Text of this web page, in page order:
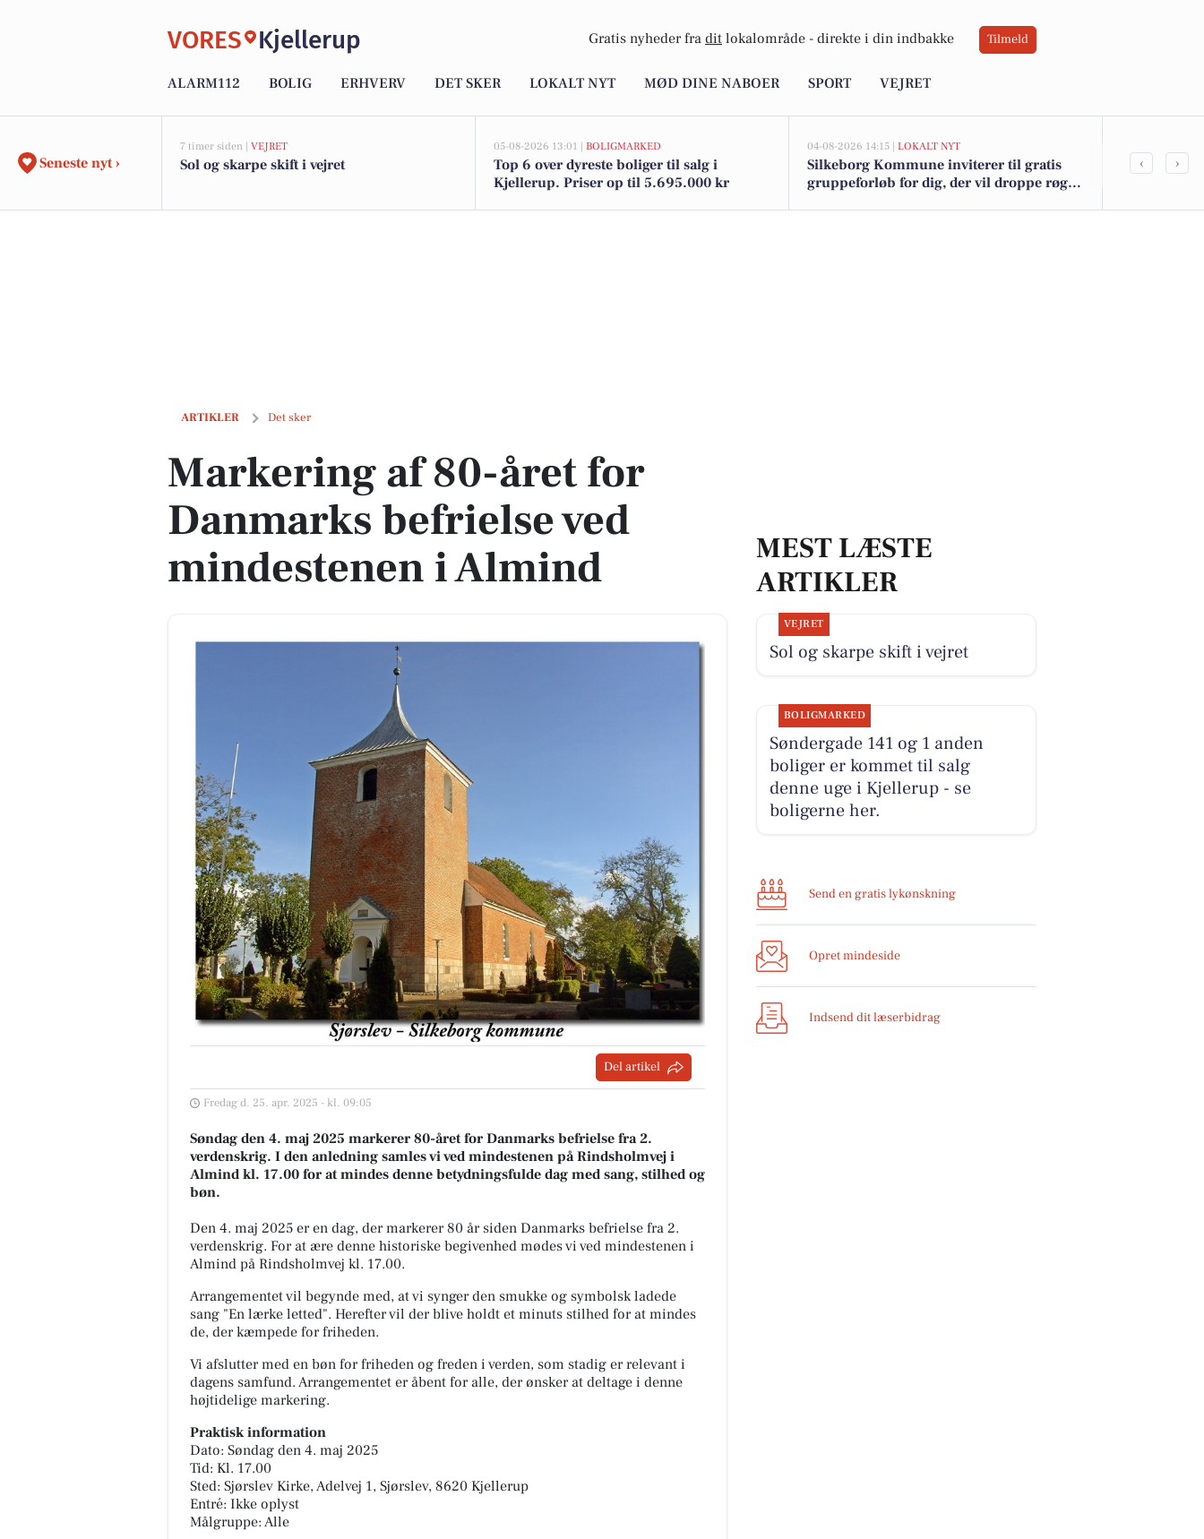
VORES Kjellerup Gratis nyheder fra dit lokalområde - direkte i din indbakke Tilmeld
ALARM112 BOLIG ERHVERV DET SKER LOKALT NYT MØD DINE NABOER SPORT VEJRET
Seneste nyt ›
7 timer siden | VEJRET
Sol og skarpe skift i vejret
05-08-2026 13:01 | BOLIGMARKED
Top 6 over dyreste boliger til salg i
Kjellerup. Priser op til 5.695.000 kr
04-08-2026 14:15 | LOKALT NYT
Silkeborg Kommune inviterer til gratis
gruppeforløb for dig, der vil droppe røg,
Frisk
‹ ›
ARTIKLER Det sker
Markering af 80-året for Danmarks befrielse ved mindestenen i Almind
Markering af 80-året for
Danmarks befrielse ved
mindestenen i Almind
Del artikel
Fredag d. 25. apr. 2025 - kl. 09:05
Søndag den 4. maj 2025 markerer 80-året for Danmarks befrielse fra 2.
verdenskrig. I den anledning samles vi ved mindestenen på Rindsholmvej i
Almind kl. 17.00 for at mindes denne betydningsfulde dag med sang, stilhed og
bøn.
Den 4. maj 2025 er en dag, der markerer 80 år siden Danmarks befrielse fra 2.
verdenskrig. For at ære denne historiske begivenhed mødes vi ved mindestenen i
Almind på Rindsholmvej kl. 17.00.
Arrangementet vil begynde med, at vi synger den smukke og symbolsk ladede
sang "En lærke letted". Herefter vil der blive holdt et minuts stilhed for at mindes
de, der kæmpede for friheden.
Vi afslutter med en bøn for friheden og freden i verden, som stadig er relevant i
dagens samfund. Arrangementet er åbent for alle, der ønsker at deltage i denne
højtidelige markering.
Praktisk information
Dato: Søndag den 4. maj 2025
Tid: Kl. 17.00
Sted: Sjørslev Kirke, Adelvej 1, Sjørslev, 8620 Kjellerup
Entré: Ikke oplyst
Målgruppe: Alle
MEST LÆSTE
ARTIKLER
VEJRET
Sol og skarpe skift i vejret
BOLIGMARKED
Søndergade 141 og 1 anden
boliger er kommet til salg
denne uge i Kjellerup - se
boligerne her.
Send en gratis lykønskning
Opret mindeside
Indsend dit læserbidrag